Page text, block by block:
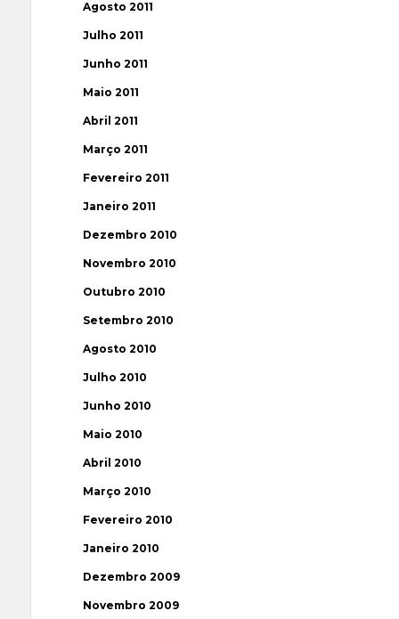
Agosto 2011
Julho 2011
Junho 2011
Maio 2011
Abril 2011
Março 2011
Fevereiro 2011
Janeiro 2011
Dezembro 2010
Novembro 2010
Outubro 2010
Setembro 2010
Agosto 2010
Julho 2010
Junho 2010
Maio 2010
Abril 2010
Março 2010
Fevereiro 2010
Janeiro 2010
Dezembro 2009
Novembro 2009